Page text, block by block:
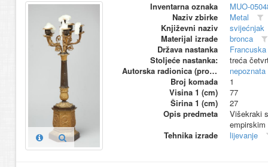
Inventarna oznaka
MUO-
Naziv zbirke
Metal
Književni naziv
svijećnjak
Materijal izrade
bronca
Država nastanka
Francuska
Stoljeće nastanka:
treća
Autorska radionica (proizvođač)
nepoznata
Broj komada
1
Visina 1 (cm)
77
Širina 1 (cm)
27
Opis predmeta
Višekraki
Tehnika izrade
lijevanje